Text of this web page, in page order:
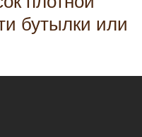
бутылки или